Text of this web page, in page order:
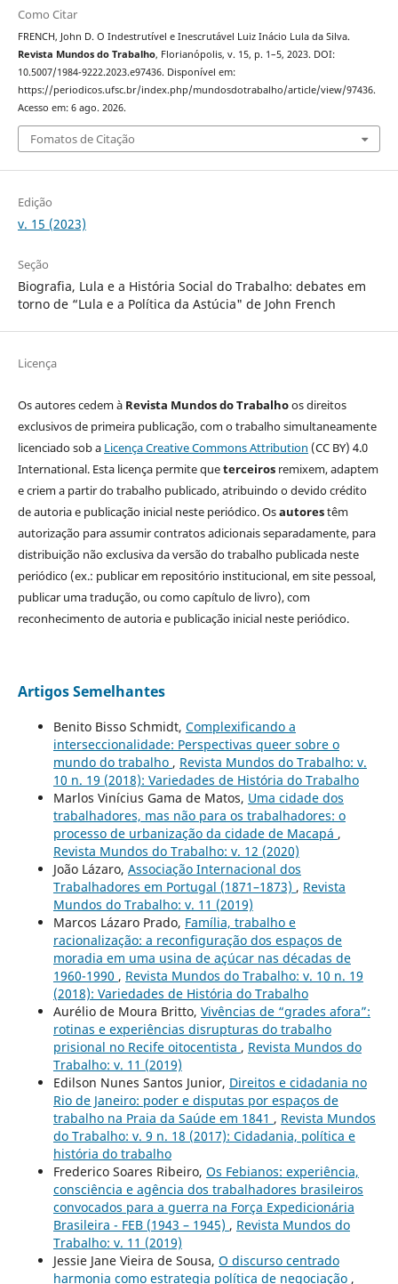
Como Citar
FRENCH, John D. O Indestrutível e Inescrutável Luiz Inácio Lula da Silva.
Revista Mundos do Trabalho, Florianópolis, v. 15, p. 1–5, 2023. DOI:
10.5007/1984-9222.2023.e97436. Disponível em:
https://periodicos.ufsc.br/index.php/mundosdotrabalho/article/view/97436.
Acesso em: 6 ago. 2026.
Fomatos de Citação
Edição
v. 15 (2023)
Seção
Biografia, Lula e a História Social do Trabalho: debates em
torno de “Lula e a Política da Astúcia" de John French
Licença
Os autores cedem à Revista Mundos do Trabalhoos direitos
exclusivos de primeira publicação, com o trabalho simultaneamente
licenciado sob a Licença Creative Commons Attribution (CC BY) 4.0
International. Esta licença permite queterceirosremixem, adaptem
e criem a partir do trabalho publicado, atribuindo o devido crédito
de autoria e publicação inicial neste periódico. Osautorestêm
autorização para assumir contratos adicionais separadamente, para
distribuição não exclusiva da versão do trabalho publicada neste
periódico (ex.: publicar em repositório institucional, em site pessoal,
publicar uma tradução, ou como capítulo de livro), com
reconhecimento de autoria e publicação inicial neste periódico.
Artigos Semelhantes
Benito Bisso Schmidt, Complexificando a
interseccionalidade: Perspectivas queer sobre o
mundo do trabalho , Revista Mundos do Trabalho: v.
10 n. 19 (2018): Variedades de História do Trabalho
Marlos Vinícius Gama de Matos, Uma cidade dos
trabalhadores, mas não para os trabalhadores: o
processo de urbanização da cidade de Macapá ,
Revista Mundos do Trabalho: v. 12 (2020)
João Lázaro, Associação Internacional dos
Trabalhadores em Portugal (1871–1873) , Revista
Mundos do Trabalho: v. 11 (2019)
Marcos Lázaro Prado, Família, trabalho e
racionalização: a reconfiguração dos espaços de
moradia em uma usina de açúcar nas décadas de
1960-1990 , Revista Mundos do Trabalho: v. 10 n. 19
(2018): Variedades de História do Trabalho
Aurélio de Moura Britto, Vivências de “grades afora”:
rotinas e experiências disrupturas do trabalho
prisional no Recife oitocentista , Revista Mundos do
Trabalho: v. 11 (2019)
Edilson Nunes Santos Junior, Direitos e cidadania no
Rio de Janeiro: poder e disputas por espaços de
trabalho na Praia da Saúde em 1841 , Revista Mundos
do Trabalho: v. 9 n. 18 (2017): Cidadania, política e
história do trabalho
Frederico Soares Ribeiro, Os Febianos: experiência,
consciência e agência dos trabalhadores brasileiros
convocados para a guerra na Força Expedicionária
Brasileira - FEB (1943 – 1945) , Revista Mundos do
Trabalho: v. 11 (2019)
Jessie Jane Vieira de Sousa, O discurso centrado
harmonia como estrategia política de negociação ,